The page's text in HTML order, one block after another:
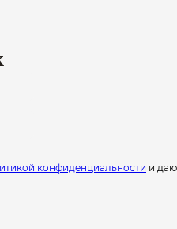
конфиденциальности и